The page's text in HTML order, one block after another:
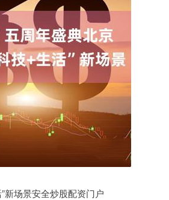
场景安全炒股配资门户